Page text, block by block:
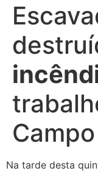
Na tarde desta